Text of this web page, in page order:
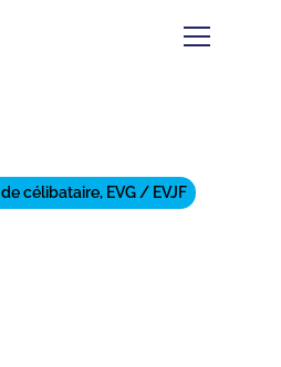
célibataire, EVG / EVJF